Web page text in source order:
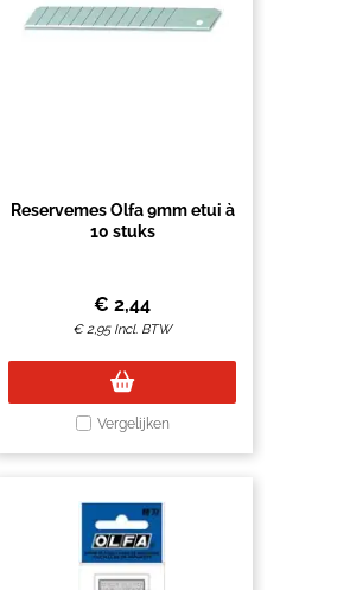
Reservemes Olfa 9mm etui à
10 stuks
€ 2,44
€2,95 Incl. BTW
Vergelijken